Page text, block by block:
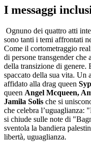
I messaggi
Ognuno dei quattro atti
sono tanti i temi affrontati
Come il cortometraggio
di persone transgender
della transizione di genere.
spaccato della sua vita.
affidato alla drag queen
queen Angel Mcqueen,
Jamila Solis che si
che celebra l’uguaglianza:
si chiude sulle note di
sventola la bandiera
libertà, uguaglianza.